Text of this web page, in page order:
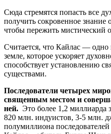
Сюда стремятся попасть все
получить сокровенное знание
чтобы пережить мистический
Считается, что Кайлас — одно
земле, которое ускоряет
способствует установлению
существами.
Последователи четырех
священным местом и
ней. Это более 1,2 миллиарда
820 млн. индуистов, 3-5 млн.
полумиллиона